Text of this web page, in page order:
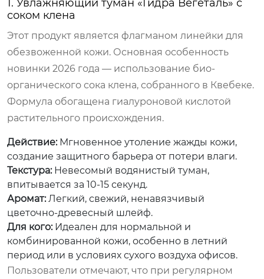
1. Увлажняющий туман «Гидра Вегеталь» с
соком клена
Этот продукт является флагманом линейки для
обезвоженной кожи. Основная особенность
новинки 2026 года — использование био-
органического сока клена, собранного в Квебеке.
Формула обогащена гиалуроновой кислотой
растительного происхождения.
Действие:Мгновенное утоление жажды кожи,
создание защитного барьера от потери влаги.
Текстура:Невесомый водянистый туман,
впитывается за 10-15 секунд.
Аромат:Легкий, свежий, ненавязчивый
цветочно-древесный шлейф.
Для кого:Идеален для нормальной и
комбинированной кожи, особенно в летний
период или в условиях сухого воздуха офисов.
Пользователи отмечают, что при регулярном